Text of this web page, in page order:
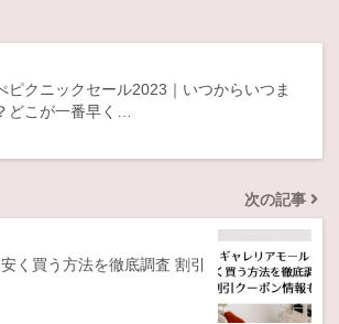
ピクニックセール2023｜いつからいつま
どこが一番早く…
次の記事
く買う方法を徹底調査 割引